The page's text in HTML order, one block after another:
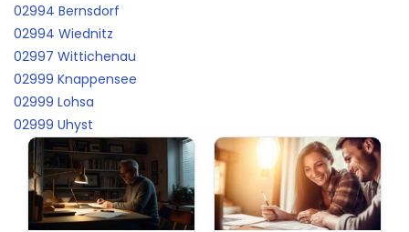
02994 Bernsdorf
02994 Wiednitz
02997 Wittichenau
02999 Knappensee
02999 Lohsa
02999 Uhyst